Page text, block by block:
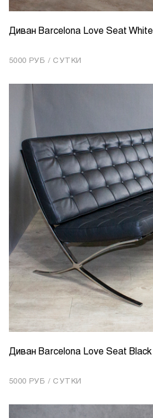
КОЛИЧЕСТВО 1
Диван Barcelona Love Seat White
5000 РУБ / СУТКИ
КОЛИЧЕСТВО 1
Диван Barcelona Love Seat Black
5000 РУБ / СУТКИ